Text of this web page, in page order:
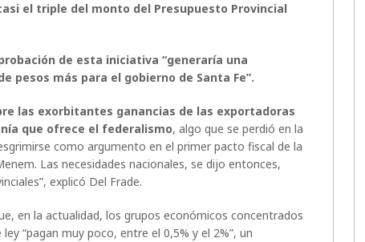
el triple del monto del Presupuesto Provincial
de esta iniciativa “generaría una
pesos más para el gobierno de Santa Fe”.
las exorbitantes ganancias de las exportadoras
que ofrece el federalismo, algo que se perdió en la
como argumento en el primer pacto fiscal de la
Las necesidades nacionales, se dijo entonces,
explicó Del Frade.
en la actualidad, los grupos económicos concentrados
“pagan muy poco, entre el 0,5% y el 2%”, un